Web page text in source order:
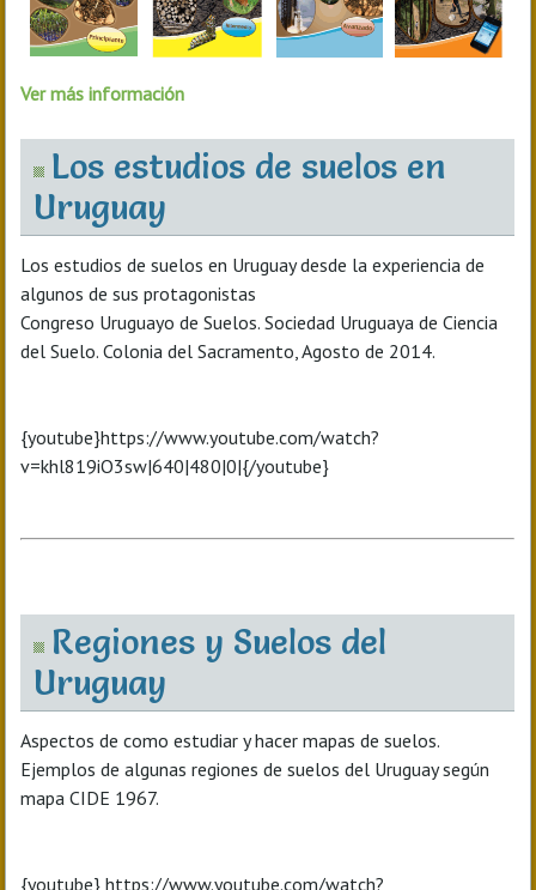
Ver más información
Los estudios de suelos en
Uruguay
Los estudios de suelos en Uruguay desde la experiencia de
algunos de sus protagonistas
Congreso Uruguayo de Suelos. Sociedad Uruguaya de Ciencia
del Suelo. Colonia del Sacramento, Agosto de 2014.
{youtube}https://www.youtube.com/watch?
v=khl819iO3sw|640|480|0|{/youtube}
Regiones y Suelos del
Uruguay
Aspectos de como estudiar y hacer mapas de suelos.
Ejemplos de algunas regiones de suelos del Uruguay según
mapa CIDE 1967.
{youtube} https://www.youtube.com/watch?